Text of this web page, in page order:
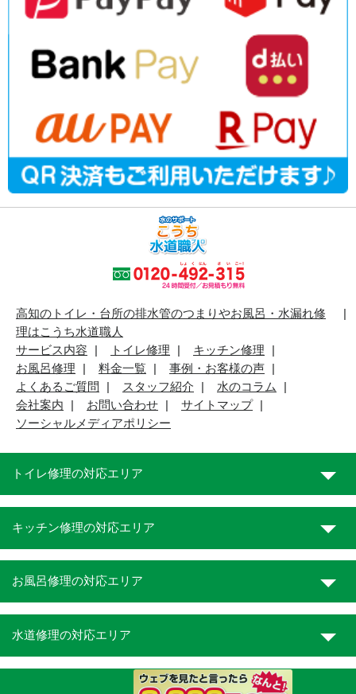
高知のトイレ・台所の排水管のつまりやお風呂・水漏れ修
理はこうち水道職人
サービス内容
トイレ修理
キッチン修理
お風呂修理
料金一覧
事例・お客様の声
よくあるご質問
スタッフ紹介
水のコラム
会社案内
お問い合わせ
サイトマップ
ソーシャルメディアポリシー
トイレ修理の対応エリア
キッチン修理の対応エリア
お風呂修理の対応エリア
水道修理の対応エリア